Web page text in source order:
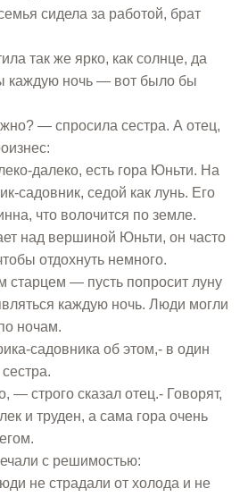
сидела за работой, брат
так же ярко, как солнце, да
каждую ночь — вот было бы
— спросила сестра. А отец,
далеко, есть гора Юньти. На
садовник, седой как лунь. Его
что волочится по земле.
над вершиной Юньти, он часто
отдохнуть немного.
старцем — пусть попросит луну
каждую ночь. Люди могли
ночам.
садовника об этом,- в один
— строго сказал отец.- Говорят,
и труден, а сама гора очень
с решимостью:
не страдали от холода и не